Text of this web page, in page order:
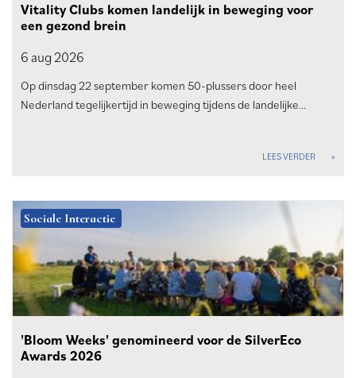
Vitality Clubs komen landelijk in beweging voor
een gezond brein
6 aug 2026
Op dinsdag 22 september komen 50-plussers door heel
Nederland tegelijkertijd in beweging tijdens de landelijke…
LEES VERDER
Sociale Interactie
'Bloom Weeks' genomineerd voor de SilverEco
Awards 2026